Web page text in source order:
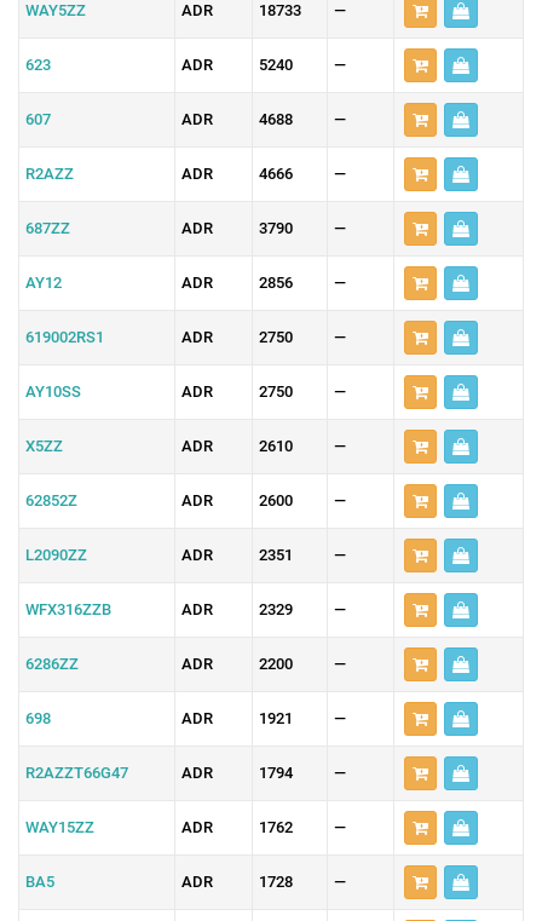
WAY5ZZ ADR 18733 —
623 ADR 5240 —
607 ADR 4688 —
R2AZZ ADR 4666 —
687ZZ ADR 3790 —
AY12 ADR 2856 —
619002RS1 ADR 2750 —
AY10SS ADR 2750 —
X5ZZ ADR 2610 —
62852Z ADR 2600 —
L2090ZZ ADR 2351 —
WFX316ZZB ADR 2329 —
6286ZZ ADR 2200 —
698 ADR 1921 —
R2AZZT66G47 ADR 1794 —
WAY15ZZ ADR 1762 —
BA5 ADR 1728 —